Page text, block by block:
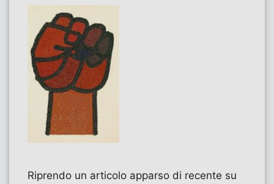
Riprendo un articolo apparso di recente su